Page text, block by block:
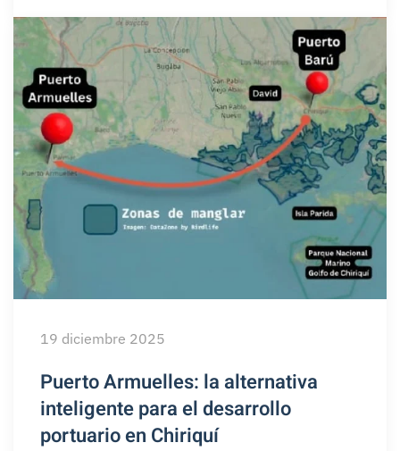
19 diciembre 2025
Puerto Armuelles: la alternativa
inteligente para el desarrollo
portuario en Chiriquí